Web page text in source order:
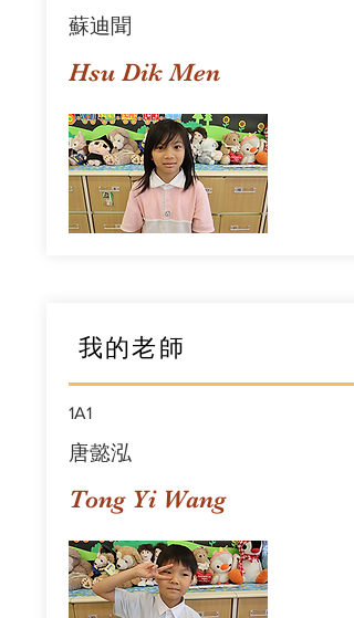
蘇迪聞
Hsu Dik Men
我的老師
1A1
唐懿泓
Tong Yi Wang